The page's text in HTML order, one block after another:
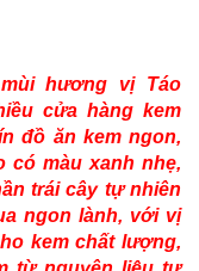
hương vị Táo
cửa hàng kem
đồ ăn kem ngon,
có màu xanh nhẹ,
trái cây tự nhiên
ngon lành, với vị
kem chất lượng,